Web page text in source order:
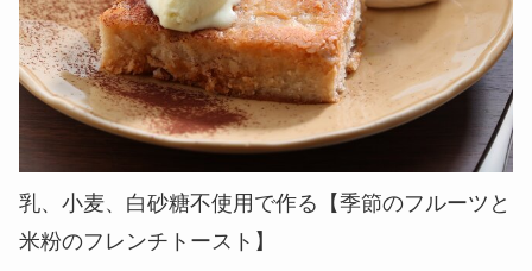
乳、小麦、白砂糖不使用で作る【季節のフルーツと
米粉のフレンチトースト】